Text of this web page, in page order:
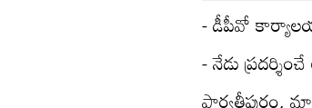
- డీపీవో
- నేడు
పార్వతీపురం,